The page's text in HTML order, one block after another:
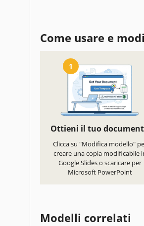
Come usare e
1
Ottieni il tuo
Clicca su "Modifica modello"
creare una copia modificabile
Google Slides o scaricare per
Microsoft PowerPoint
Modelli correlati